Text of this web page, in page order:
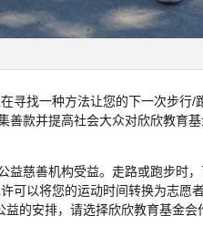
寻找一种方法让您的下一次步行/
善款并提高社会大众对欣欣教育
慈善机构受益。走路或跑步时
可以将您的运动时间转换为志愿
的安排，请选择欣欣教育基金会